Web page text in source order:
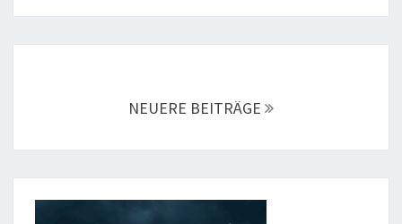
NEUERE BEITRÄGE